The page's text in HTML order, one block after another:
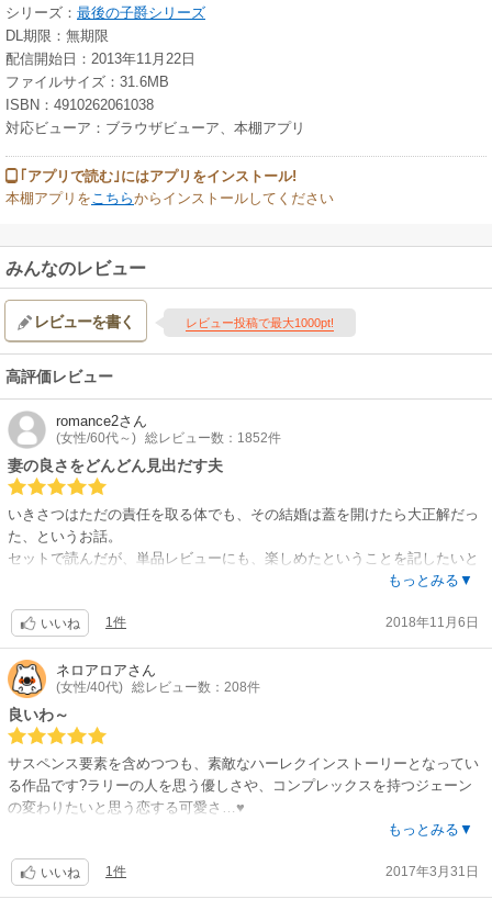
シリーズ： 最後の子爵シリーズ
DL期限：無期限
配信開始日：2013年11月22日
ファイルサイズ：31.6MB
ISBN：4910262061038
対応ビューア：ブラウザビューア、本棚アプリ
｢アプリで読む｣にはアプリをインストール!
本棚アプリをこちらからインストールしてください
みんなのレビュー
レビューを書く レビュー投稿で最大1000pt!
高評価レビュー
romance2さん
(女性/60代～) 総レビュー数：1852件
妻の良さをどんどん見出だす夫
いきさつはただの責任を取る体でも、その結婚は蓋を開けたら大正解だっ
た、というお話。
セットで読んだが、単品レビューにも、楽しめたということを記したいと
なにも起こってはいなかったが、紳士淑女の礼儀として、責任を取る形
で、まだ結婚する気の無かった、ファッションが大好きで、まだまだ遊び
たい年の彼が、容姿に引け目を持つヒロインと、世間体の為だけで結婚し
た。ストーリーはロマンス王道で展開。 外見が整っている人が、冴えない
(と、当人が思っている)ヒロインに、君はきれいなんだよ、と称賛してく
れるこの類いのストーリーは、自分を肯定してくれる存在の出現した幸せ
を、ヒロインを通じて読み手の自分も分けてもらう気分。その素敵な彼が
段々とヒロインに愛情を傾けてくるなかで見せる優しさや紳士ぶりが、碧
先生の描かれる雰囲気にはまる。 綺麗で丁寧に描きこまれた絵柄で、そし
て、荒れた貴族の館の不気味な数々の事件が興味を繋ぐ。 どんなきっかけ
蓄積し新たな発見をして、そして、互いに幸せを見いだす。この二人の新
鮮な館生活、不気味だけれど刺激に満ち、相手の良さにどんどん気づかさ
もっとみる▼
いいね 1件 2018年11月6日
ネロアロアさん
(女性/40代) 総レビュー数：208件
良いわ～
サスペンス要素を含めつつも、素敵なハーレクインストーリーとなってい
る作品です?ラリーの人を思う優しさや、コンプレックスを持つジェーン
の変わりたいと思う恋する可愛さ…♥
もっとみる▼
いいね 1件 2017年3月31日